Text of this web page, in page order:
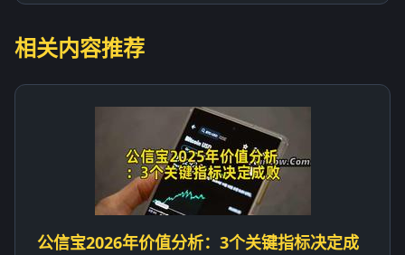
相关内容推荐
公信宝2026年价值分析：3个关键指标决定成